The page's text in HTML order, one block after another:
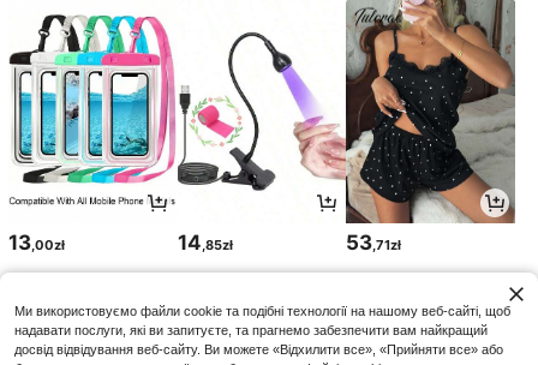
13 ,00zł 14 ,85zł 53 ,71zł
Ми використовуємо файли cookie та подібні технології на нашому веб-сайті, щоб
надавати послуги, які ви запитуєте, та прагнемо забезпечити вам найкращий
досвід відвідування веб-сайту. Ви можете «Відхилити все», «Прийняти все» або